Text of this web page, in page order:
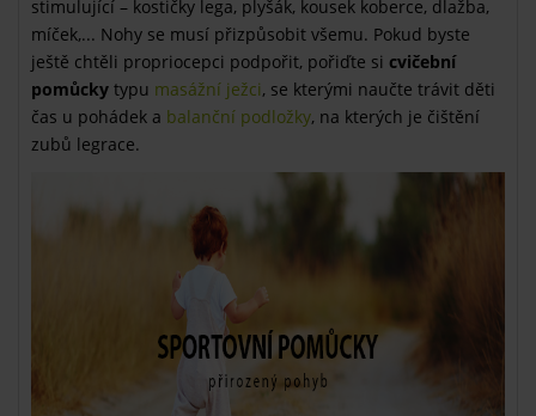
stimulující – kostičky lega, plyšák, kousek koberce, dlažba,
míček,... Nohy se musí přizpůsobit všemu. Pokud byste
ještě chtěli propriocepci podpořit, pořiďte si cvičební
pomůcky typu masážní ježci, se kterými naučte trávit děti
čas u pohádek a balanční podložky, na kterých je čištění
zubů legrace.